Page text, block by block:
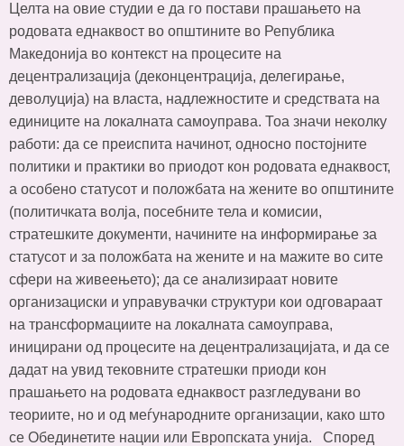
Целта на овие студии е да го постави прашањето на
родовата еднаквост во општините во Република
Македонија во контекст на процесите на
децентрализација (деконцентрација, делегирање,
деволуција) на власта, надлежностите и средствата на
единиците на локалната самоуправа. Тоа значи неколку
работи: да се преиспита начинот, односно постојните
политики и практики во приодот кон родовата еднаквост,
а особено статусот и положбата на жените во општините
(политичката волја, посебните тела и комисии,
стратешките документи, начините на информирање за
статусот и за положбата на жените и на мажите во сите
сфери на живеењето); да се анализираат новите
организациски и управувачки структури кои одговараат
на трансформациите на локалната самоуправа,
иницирани од процесите на децентрализацијата, и да се
дадат на увид тековните стратешки приоди кон
прашањето на родовата еднаквост разгледувани во
теориите, но и од меѓународните организации, како што
се Обединетите нации или Европската унија. Според